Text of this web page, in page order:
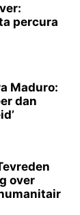
percura
Maduro:
dan
over